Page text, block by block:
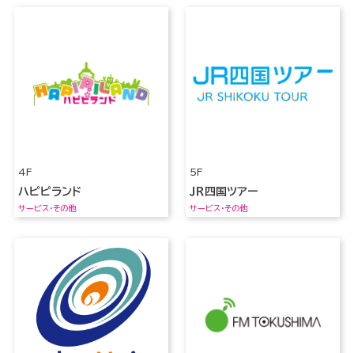
4F
ハピピランド
サービス・その他
5F
ＪＲ四国ツアー
サービス・その他